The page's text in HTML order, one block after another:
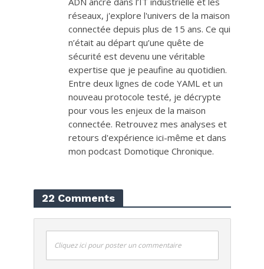
réseaux, j'explore l'univers de la maison
connectée depuis plus de 15 ans. Ce qui
n’était au départ qu’une quête de
sécurité est devenu une véritable
expertise que je peaufine au quotidien.
Entre deux lignes de code YAML et un
nouveau protocole testé, je décrypte
pour vous les enjeux de la maison
connectée. Retrouvez mes analyses et
retours d'expérience ici-même et dans
mon podcast Domotique Chronique.
22 Comments
Cliquez ici pour poster un commentaire